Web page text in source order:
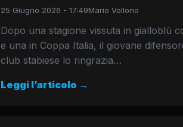
25 Giugno 2026 - 17:49Mario Vollono
Dopo una stagione vissuta in gialloblù
e una in Coppa Italia, il giovane
club stabiese lo ringrazia…
Leggi l’articolo →